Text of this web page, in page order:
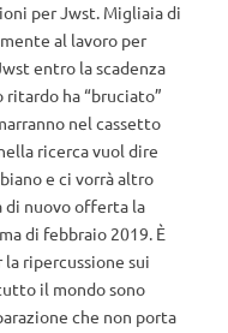
per Jwst. Migliaia di
al lavoro per
entro la scadenza
ha “bruciato”
nel cassetto
ricerca vuol dire
e ci vorrà altro
di nuovo offerta la
di febbraio 2019. È
ripercussione sui
il mondo sono
che non porta